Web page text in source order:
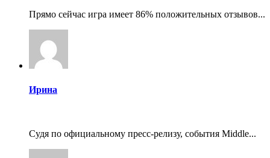
Прямо сейчас игра имеет 86% положительных отзывов...
Ирина
Судя по официальному пресс-релизу, события Middle...